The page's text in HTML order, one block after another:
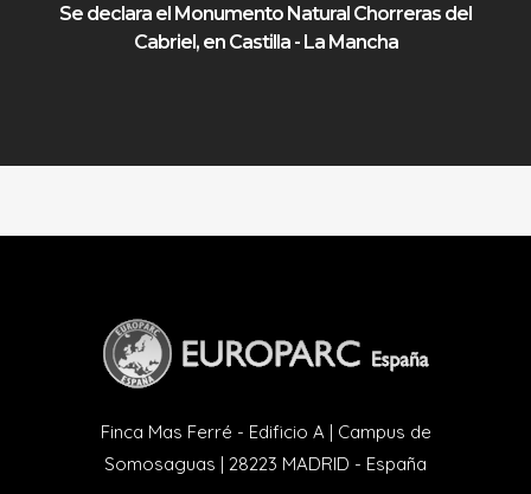
Se declara el Monumento Natural Chorreras del
Cabriel, en Castilla - La Mancha
Finca Mas Ferré - Edificio A | Campus de
Somosaguas | 28223 MADRID - España